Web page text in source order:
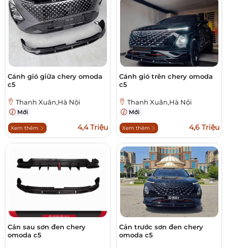
Cánh gió giữa chery omoda
c5
Thanh Xuân,Hà Nội
Mới
Xem thêm 4,4 Triệu
Cánh gió trên chery omoda
c5
Thanh Xuân,Hà Nội
Mới
Xem thêm 4,6 Triệu
Cản sau sơn đen chery
omoda c5
Cản trước sơn đen chery
omoda c5